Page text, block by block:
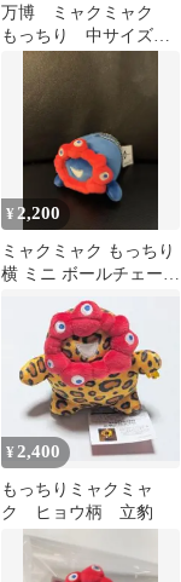
万博 ミャクミャク
もっちり 中サイズ
¥ 2,200
ミャクミャク もっちり
横 ミニ ボールチェーン
¥2,400
もっちりミャクミャ
ク ヒョウ柄 立豹